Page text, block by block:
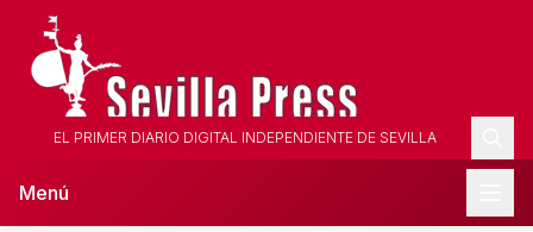
EL PRIMER DIARIO DIGITAL INDEPENDIENTE DE SEVILLA
Menú